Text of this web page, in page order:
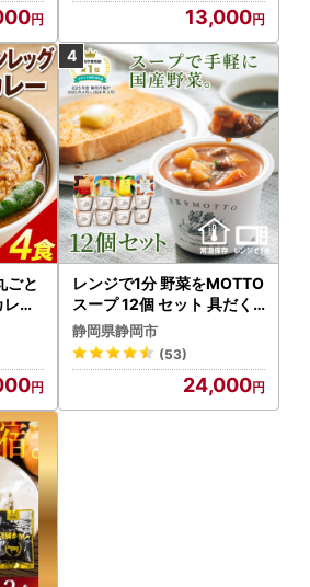
13,000
ごと
ー
レンジで1分 野菜をMOTTO
スープ 12個 セット 具だく
さんスープ 朝食 惣菜 国産
野菜 常温保存
静岡県静岡市
(53)
24,000